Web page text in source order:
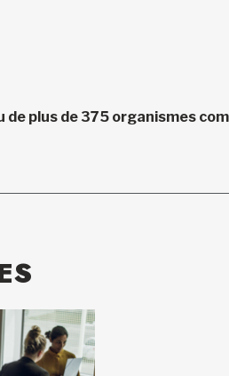
de plus de 375 organismes